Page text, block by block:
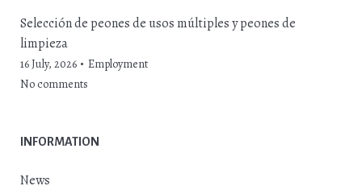
Selección de peones de usos múltiples y peones de
limpieza
16 July, 2026
Employment
No comments
INFORMATION
News